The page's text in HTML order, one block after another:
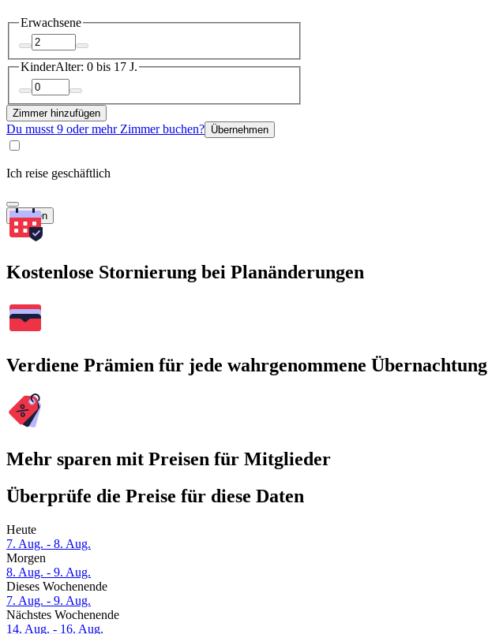
Erwachsene
KinderAlter: 0 bis 17 J.
Zimmer hinzufügen
Du musst 9 oder mehr Zimmer buchen? Übernehmen
Ich reise geschäftlich
Suchen
Kostenlose Stornierung bei Planänderungen
Verdiene Prämien für jede wahrgenommene Übernachtung
Mehr sparen mit Preisen für Mitglieder
Überprüfe die Preise für diese Daten
Heute
7. Aug. - 8. Aug.
Morgen
8. Aug. - 9. Aug.
Dieses Wochenende
7. Aug. - 9. Aug.
Nächstes Wochenende
14. Aug. - 16. Aug.